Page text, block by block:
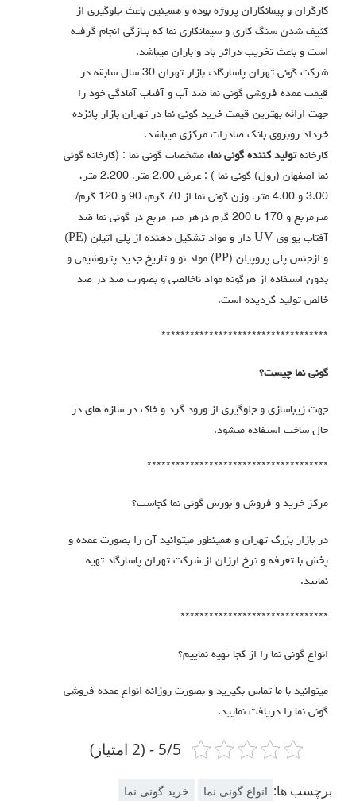
کارگران و پیمانکاران پروژه بوده و همچنین باعث جلوگیری از
کثیف شدن سنگ کاری و سیمانکاری نما که بتازگی انجام گرفته
است و باعث تخریب دراثر باد و باران میباشد.
شرکت گونی تهران پاسارگاد، بازار تهران 30 سال سابقه در
قیمت عمده فروشی گونی نما ضد آب و آفتاب آمادگی خود را
جهت ارائه بهترین قیمت خرید گونی نما در تهران بازار پانزده
خرداد روبروی بانک صادرات مرکزی میباشد.
کارخانهتولید کننده گونی نما، مشخصات گونی نما : (کارخانه گونی
نما اصفهان (رول) گونی نما ) : عرض 2.00 متر، 2.200 متر،
3.00 و 4.00 متر، وزن گونی نما از 70 گرم، 90 و 120 گرم/
مترمربع و 170 تا 200 گرم درهر متر مربع در گونی نما ضد
آفتاب یو وی UV دار و مواد تشکیل دهنده از پلی اتیلن (PE)
و ازجنس پلی پروپیلن (PP) مواد نو و تاریخ جدید پتروشیمی و
بدون استفاده از هرگونه مواد ناخالصی و بصورت صد در صد
خالص تولید گردیده است.
***********************************
گونی نما چیست؟
جهت زیباسازی و جلوگیری از ورود گرد و خاک در سازه های در
حال ساخت استفاده میشود.
**************************************
مرکز خرید و فروش و بورس گونی نما کجاست؟
در بازار بزرگ تهران و همینطور میتوانید آن را بصورت عمده و
پخش با تعرفه و نرخ ارزان از شرکت تهران پاسارگاد تهیه
نمایید.
*******************************
انواع گونی نما را از کجا تهیه نماییم؟
میتوانید با ما تماس بگیرید و بصورت روزانه انواع عمده فروشی
گونی نما را دریافت نمایید.
5/5 - (2 امتیاز)
برچسب ها: انواع گونی نما خرید گونی نما